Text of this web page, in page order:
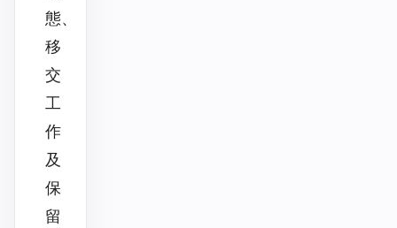
態、
移
交
工
作
及
保
留